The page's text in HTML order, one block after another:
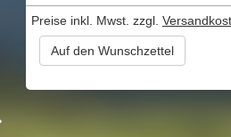
Preise inkl. Mwst. zzgl.
Auf den Wunschzettel